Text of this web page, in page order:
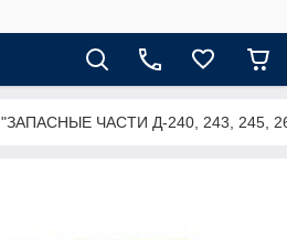
"ЗАПАСНЫЕ ЧАСТИ Д-240, 243, 245,